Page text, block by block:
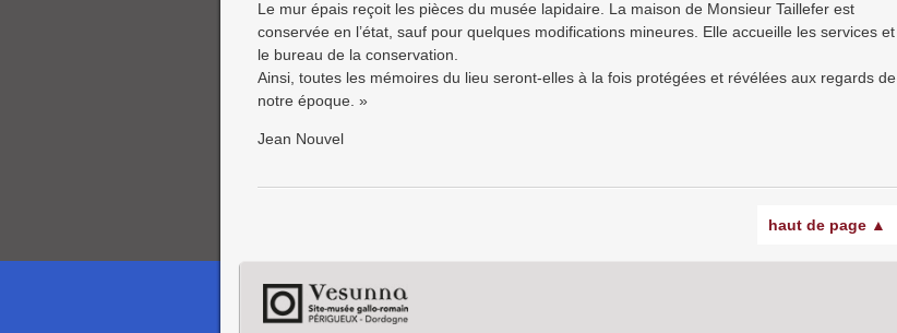
Le mur épais reçoit les pièces du musée lapidaire. La maison de Monsieur Taillefer est
conservée en l’état, sauf pour quelques modifications mineures. Elle accueille les services et
le bureau de la conservation.
Ainsi, toutes les mémoires du lieu seront-elles à la fois protégées et révélées aux regards de
notre époque. »
Jean Nouvel
haut de page ▲